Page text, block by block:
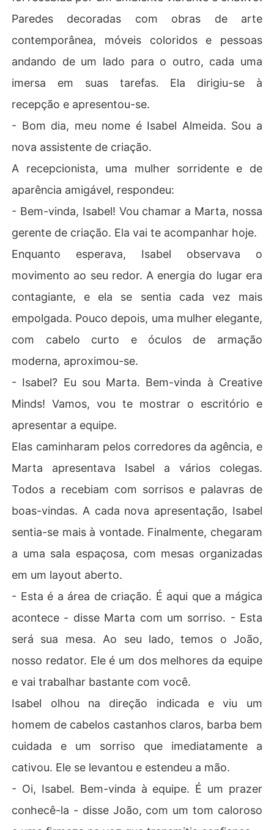
Paredes decoradas com obras de arte
contemporânea, móveis coloridos e pessoas
andando de um lado para o outro, cada uma
imersa em suas tarefas. Ela dirigiu-se à
recepção e apresentou-se.
- Bom dia, meu nome é Isabel Almeida. Sou a
nova assistente de criação.
A recepcionista, uma mulher sorridente e de
aparência amigável, respondeu:
- Bem-vinda, Isabel! Vou chamar a Marta, nossa
gerente de criação. Ela vai te acompanhar hoje.
Enquanto esperava, Isabel observava o
movimento ao seu redor. A energia do lugar era
contagiante, e ela se sentia cada vez mais
empolgada. Pouco depois, uma mulher elegante,
com cabelo curto e óculos de armação
moderna, aproximou-se.
- Isabel? Eu sou Marta. Bem-vinda à Creative
Minds! Vamos, vou te mostrar o escritório e
apresentar a equipe.
Elas caminharam pelos corredores da agência, e
Marta apresentava Isabel a vários colegas.
Todos a recebiam com sorrisos e palavras de
boas-vindas. A cada nova apresentação, Isabel
sentia-se mais à vontade. Finalmente, chegaram
a uma sala espaçosa, com mesas organizadas
em um layout aberto.
- Esta é a área de criação. É aqui que a mágica
acontece - disse Marta com um sorriso. - Esta
será sua mesa. Ao seu lado, temos o João,
nosso redator. Ele é um dos melhores da equipe
e vai trabalhar bastante com você.
Isabel olhou na direção indicada e viu um
homem de cabelos castanhos claros, barba bem
cuidada e um sorriso que imediatamente a
cativou. Ele se levantou e estendeu a mão.
- Oi, Isabel. Bem-vinda à equipe. É um prazer
conhecê-la - disse João, com um tom caloroso